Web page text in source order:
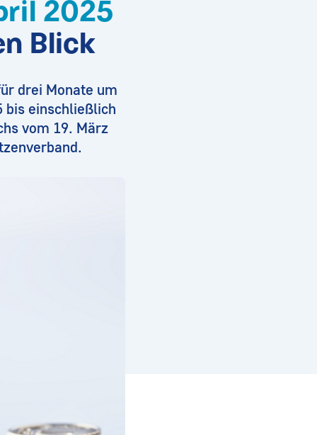
2025
Blick
drei Monate um
bis einschließlich
vom 19. März